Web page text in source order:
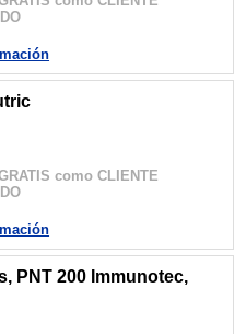
como CLIENTE
PNT 200 Immunotec,